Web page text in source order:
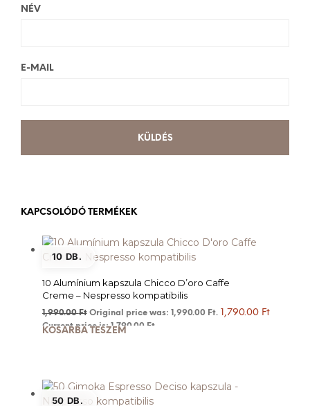
NÉV
E-MAIL
KAPCSOLÓDÓ TERMÉKEK
10 DB.
10 Alumínium kapszula Chicco D’oro Caffe
Creme – Nespresso kompatibilis
1,990.00Ft Original price was: 1,990.00 Ft. 1,790.00 Ft
Current price is: 1,790.00 Ft.
KOSÁRBA TESZEM
50 DB.